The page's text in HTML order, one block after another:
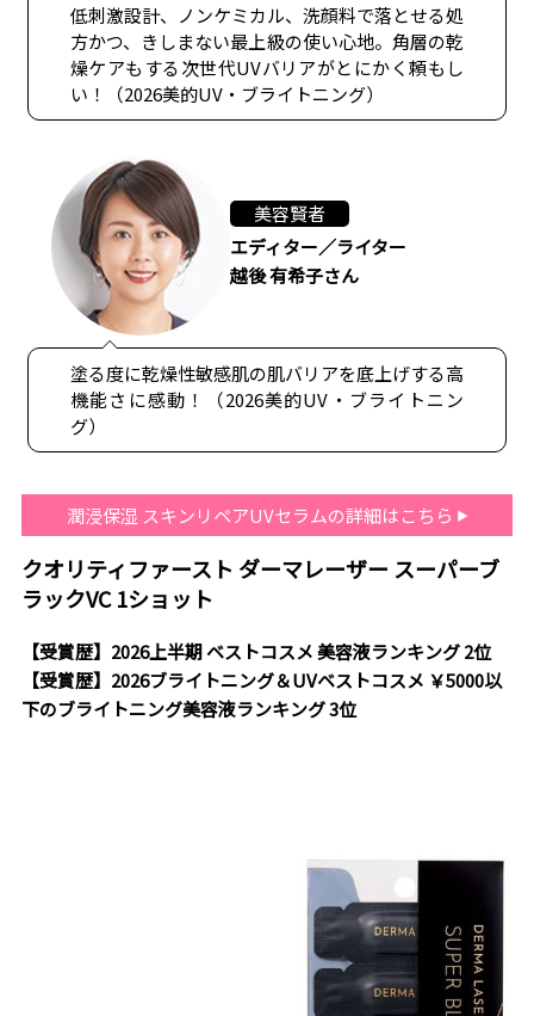
低刺激設計、ノンケミカル、洗顔料で落とせる処
方かつ、きしまない最上級の使い心地。角層の乾
燥ケアもする次世代UVバリアがとにかく頼もし
い！（2026美的UV・ブライトニング）
美容賢者
エディター／ライター
越後 有希子さん
塗る度に乾燥性敏感肌の肌バリアを底上げする高
機能さに感動！（2026美的UV・ブライトニン
グ）
潤浸保湿 スキンリペアUVセラムの詳細はこちら
クオリティファースト ダーマレーザー スーパーブ
ラックVC 1ショット
【受賞歴】2026上半期 ベストコスメ 美容液ランキング 2位
【受賞歴】2026ブライトニング＆UVベストコスメ ￥5000以
下のブライトニング美容液ランキング 3位